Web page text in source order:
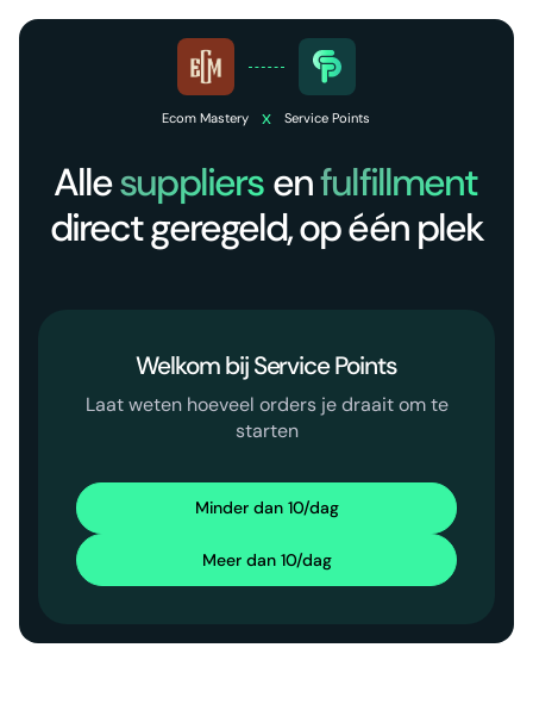
Ecom Mastery x Service Points
Allesuppliers enfulfillment
direct geregeld, op één plek
Welkom bij Service Points
Laat weten hoeveel orders je draait om te
starten
Minder dan 10/dag
Meer dan 10/dag